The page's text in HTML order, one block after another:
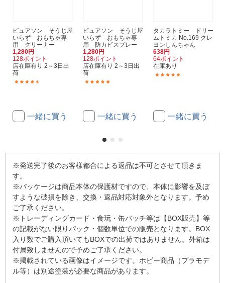
ピュアソン そうじ屋
いらず おもちゃ専
用 クリーナー
1,280円
128ポイント
店在庫有り 2～3日出
荷
一緒に買う
ピュアソン そうじ屋
いらず おもちゃ専
用 防カビスプレー
1,280円
128ポイント
店在庫有り 2～3日出
荷
一緒に買う
タカラトミー ドリー
ムトミカ No.169 クレ
ヨンしんちゃん
638円
64ポイント
在庫あり
一緒に買う
※発送完了後のお客様都合による返品は不可とさせて頂きま
す。
※パッケージは商品本体の保護材ですので、本体に影響を及ぼ
すような破損を除き、交換・返品対応対象外となります。予め
ご了承ください。
※トレーディングカード・食玩・缶バッチ等は【BOX販売】等
の記載がない限りパック・個数単位での販売となります。BOX
入り数でご購入頂いてもBOXでの出荷ではありません。外箱は
付属致しませんので予めご了承ください。
※掲載されている画像はイメージです。ホビー商品（プラモデ
ル等）は別途塗装が必要な商品があります。